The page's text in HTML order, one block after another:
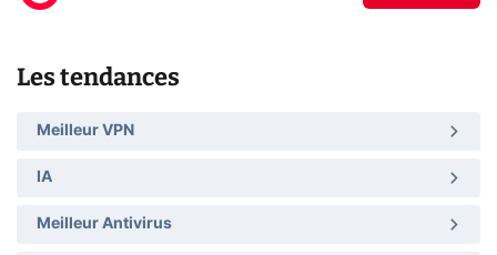
Les tendances
Meilleur VPN
IA
Meilleur Antivirus